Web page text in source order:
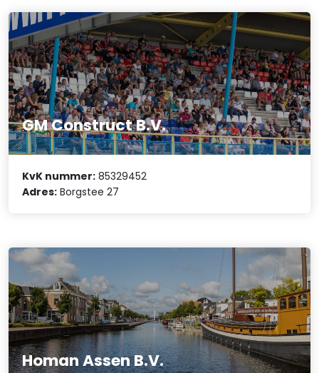
GM Construct B.V.
KvK nummer: 85329452
Adres: Borgstee 27
Homan Assen B.V.